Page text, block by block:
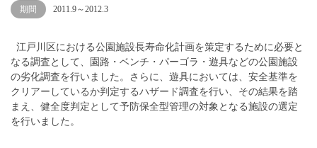
期間 2011.9～2012.3
江戸川区における公園施設長寿命化計画を策定するために必要と
なる調査として、園路・ベンチ・パーゴラ・遊具などの公園施設
の劣化調査を行いました。さらに、遊具においては、安全基準を
クリアーしているか判定するハザード調査を行い、その結果を踏
まえ、健全度判定として予防保全型管理の対象となる施設の選定
を行いました。